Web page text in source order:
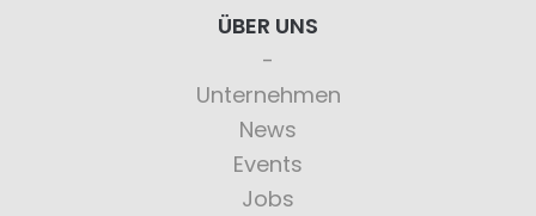
ÜBER UNS
Unternehmen
News
Events
Jobs